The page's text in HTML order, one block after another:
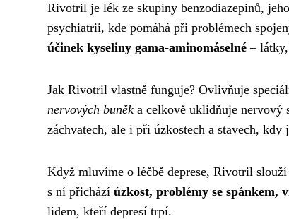
Rivotril je lék ze skupiny benzodiazepinů,
psychiatrii, kde pomáhá při problémech
účinek kyseliny gama-aminomáselné –
Jak Rivotril vlastně funguje? Ovlivňuje
nervových buněk a celkově uklidňuje nervový
záchvatech, ale i při úzkostech a stavech, kdy
Když mluvíme o léčbě deprese, Rivotril
s ní přichází úzkost, problémy se spánkem,
lidem, kteří depresí trpí.